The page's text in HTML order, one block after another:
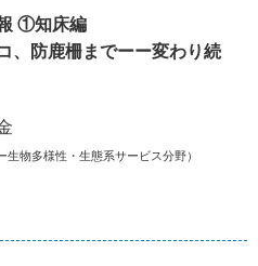
①知床編
、防鹿柵までーー変わり続
生物多様性・生態系サービス分野）